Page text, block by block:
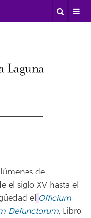
de
el siglo XV hasta el
el Officium
Defunctorum, Libro